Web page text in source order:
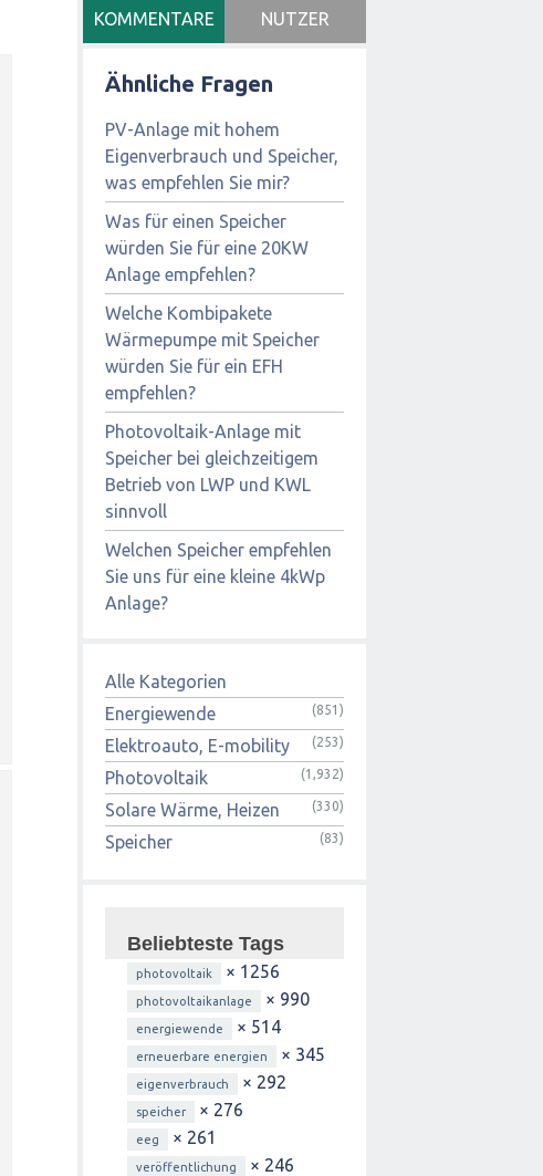
KOMMENTARE NUTZER
Ähnliche Fragen
PV-Anlage mit hohem
Eigenverbrauch und Speicher,
was empfehlen Sie mir?
Was für einen Speicher
würden Sie für eine 20KW
Anlage empfehlen?
Welche Kombipakete
Wärmepumpe mit Speicher
würden Sie für ein EFH
empfehlen?
Photovoltaik-Anlage mit
Speicher bei gleichzeitigem
Betrieb von LWP und KWL
sinnvoll
Welchen Speicher empfehlen
Sie uns für eine kleine 4kWp
Anlage?
Alle Kategorien
Energiewende
(851)
Elektroauto, E-mobility (253)
Photovoltaik (1,932)
Solare Wärme, Heizen (330)
Speicher (83)
Beliebteste Tags
photovoltaik × 1256
photovoltaikanlage × 990
energiewende × 514
erneuerbare energien × 345
eigenverbrauch × 292
speicher × 276
eeg × 261
veröffentlichung × 246